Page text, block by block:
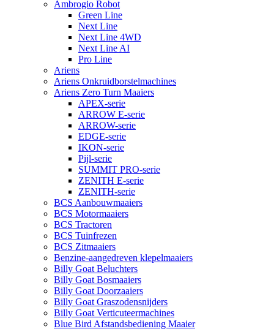
Ambrogio Robot
Green Line
Next Line
Next Line 4WD
Next Line AI
Pro Line
Ariens
Ariens Onkruidborstelmachines
Ariens Zero Turn Maaiers
APEX-serie
ARROW E-serie
ARROW-serie
EDGE-serie
IKON-serie
Pijl-serie
SUMMIT PRO-serie
ZENITH E-serie
ZENITH-serie
BCS Aanbouwmaaiers
BCS Motormaaiers
BCS Tractoren
BCS Tuinfrezen
BCS Zitmaaiers
Benzine-aangedreven klepelmaaiers
Billy Goat Beluchters
Billy Goat Bosmaaiers
Billy Goat Doorzaaiers
Billy Goat Graszodensnijders
Billy Goat Verticuteermachines
Blue Bird Afstandsbediening Maaier